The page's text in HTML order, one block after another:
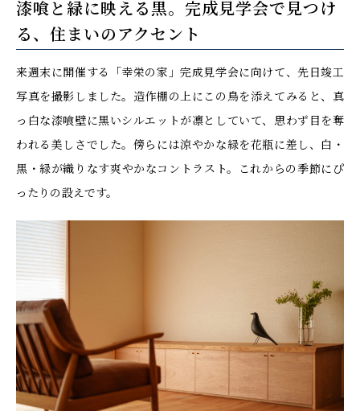
漆喰と緑に映える黒。完成見学会で見つけ
る、住まいのアクセント
来週末に開催する「幸栄の家」完成見学会に向けて、先日竣工
写真を撮影しました。造作棚の上にこの鳥を添えてみると、真
っ白な漆喰壁に黒いシルエットが凛としていて、思わず目を奪
われる美しさでした。傍らには涼やかな緑を花瓶に差し、白・
黒・緑が織りなす爽やかなコントラスト。これからの季節にぴ
ったりの設えです。